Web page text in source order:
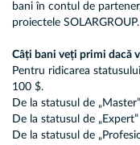
bani în contul de
proiectele SOLARGROUP.
Câți bani veți primi dacă
Pentru ridicarea
100 $.
De la statusul de
De la statusul de
De la statusul de